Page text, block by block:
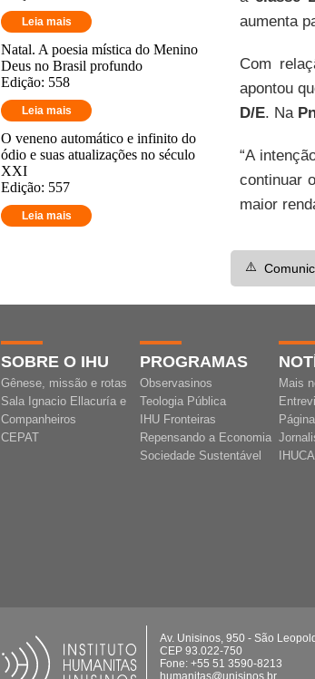
Leia mais
Natal. A poesia mística do Menino
Deus no Brasil profundo
Edição: 558
Leia mais
O veneno automático e infinito do
ódio e suas atualizações no século
XXI
Edição: 557
Leia mais
aumenta
Com
apontou
D/E. Na
“A
continuar
maior
⚠️
SOBRE O IHU
Gênese, missão e rotas
Sala Ignacio Ellacuría e
Companheiros
CEPAT
PROGRAMAS
Observasinos
Teologia Pública
IHU Fronteiras
Repensando a Economia
Sociedade Sustentável
Mais
Av. Unisinos, 950 - São
CEP 93.022-750
Fone: +55 51 3590-8213
humanitas@unisinos.br